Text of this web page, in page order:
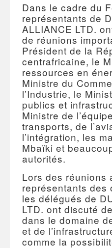
Dans le cadre du
représentants de
ALLIANCE LTD.
de réunions
Président de la
centrafricaine, le
ressources en
Ministre du
l’Industrie, le
publics et
Ministre de
transports, de
l’intégration, les
Mbaïki et
autorités.
Lors des réunions
représentants des
les délégués de
LTD. ont discuté
dans le domaine
et de
comme la